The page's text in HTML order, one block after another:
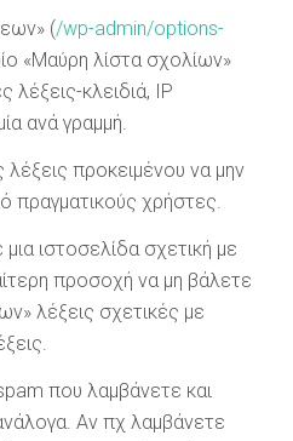
(/wp-admin/options-
«Μαύρη λίστα σχολίων»
λέξεις-κλειδιά, IP
ανά γραμμή.
λέξεις προκειμένου να μην
πραγματικούς χρήστες.
ιστοσελίδα σχετική με
προσοχή να μη βάλετε
λέξεις σχετικές με
που λαμβάνετε και
Αν πχ λαμβάνετε